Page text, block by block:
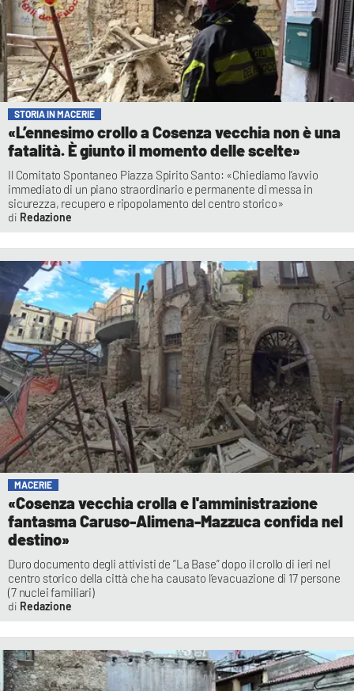
STORIA IN MACERIE
«L’ennesimo crollo a Cosenza vecchia non è una
fatalità. È giunto il momento delle scelte»
Il Comitato Spontaneo Piazza Spirito Santo: «Chiediamo l’avvio
immediato di un piano straordinario e permanente di messa in
sicurezza, recupero e ripopolamento del centro storico»
Redazione
MACERIE
«Cosenza vecchia crolla e l'amministrazione
fantasma Caruso-Alimena-Mazzuca confida nel
destino»
Duro documento degli attivisti de ”La Base” dopo il crollo di ieri nel
centro storico della città che ha causato l’evacuazione di 17 persone
(7 nuclei familiari)
Redazione